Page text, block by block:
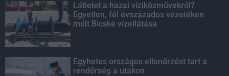
Látlelet a hazai víziközművekről?
Egyetlen, fél évszázados vezetéken
múlt Bicske vízellátása
Egyhetes országos ellenőrzést tart a
rendőrség a utakon